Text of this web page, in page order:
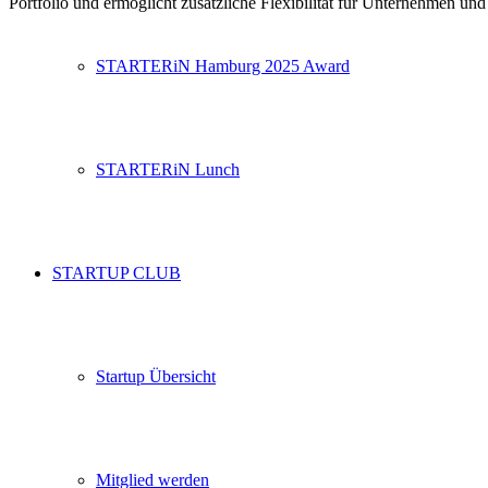
STARTERiN Hamburg 2025 Award
STARTERiN Lunch
STARTUP CLUB
Startup Übersicht
Mitglied werden